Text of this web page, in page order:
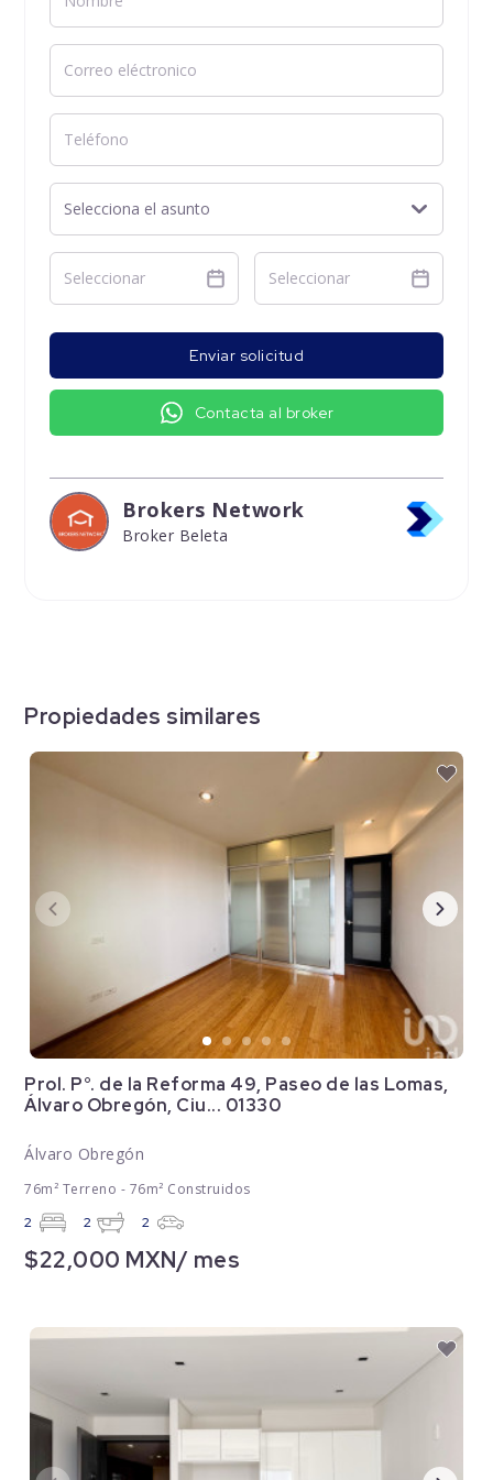
Enviar solicitud
Contacta al broker
Brokers Network
Broker Beleta
Propiedades similares
Prol. P°. de la Reforma 49, Paseo de las Lomas,
Álvaro Obregón, Ciu... 01330
Álvaro Obregón
76m² Terreno - 76m² Construidos
2 2 2
$22,000 MXN/ mes